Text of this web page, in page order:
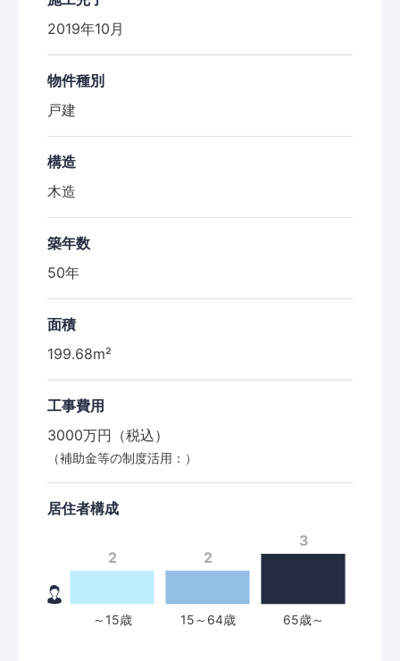
2019年10月
物件種別
戸建
構造
木造
築年数
50年
面積
199.68m²
工事費用
3000万円（税込）
（補助金等の制度活用：）
居住者構成